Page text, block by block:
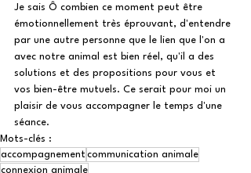
Je sais Ô combien ce moment peut être
émotionnellement très éprouvant, d'entendre
par une autre personne que le lien que l'on a
avec notre animal est bien réel, qu'il a des
solutions et des propositions pour vous et
vos bien-être mutuels. Ce serait pour moi un
plaisir de vous accompagner le temps d'une
séance.
Mots-clés :
accompagnement communication animale
connexion animale